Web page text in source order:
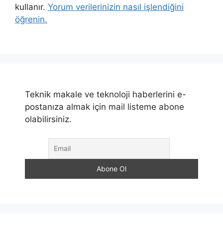
kullanır. Yorum verilerinizin nasıl işlendiğini
öğrenin.
Teknik makale ve teknoloji haberlerini e-
postanıza almak için mail listeme abone
olabilirsiniz.